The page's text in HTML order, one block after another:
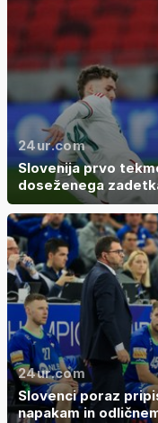
24ur.com
Slovenija prvo
doseženega
24ur.com
Slovenci poraz
napakam in